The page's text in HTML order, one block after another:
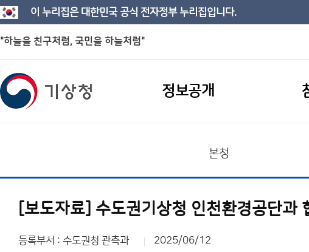
이 누리집은 대한민국 공식 전자정부 누리집입니다.
"하늘을 친구처럼, 국민을 하늘처럼"
정보공개
본청
[보도자료] 수도권기상청 인천환경공단과
등록부서 : 수도권청 관측과 2025/06/12